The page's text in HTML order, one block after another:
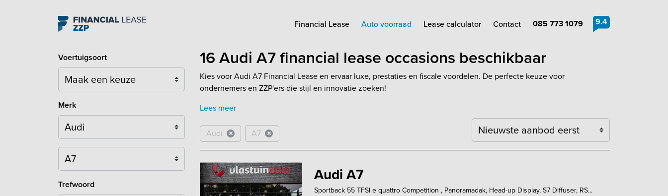
Navigation 9.4
Financial Lease Auto voorraad Lease calculator Contact 085 773 1079
Voertuigsoort
Merk
Trefwoord
16 Audi A7 financial lease occasions beschikbaar
Kies voor Audi A7 Financial Lease en ervaar luxe, prestaties en fiscale voordelen. De perfecte keuze voor
ondernemers en ZZP'ers die stijl en innovatie zoeken!
Lees meer
Audi A7
Sortering
Audi A7
Sportback 55 TFSI e quattro Competition , Panoramadak, Head-up Display, S7 Diffuser, RS...